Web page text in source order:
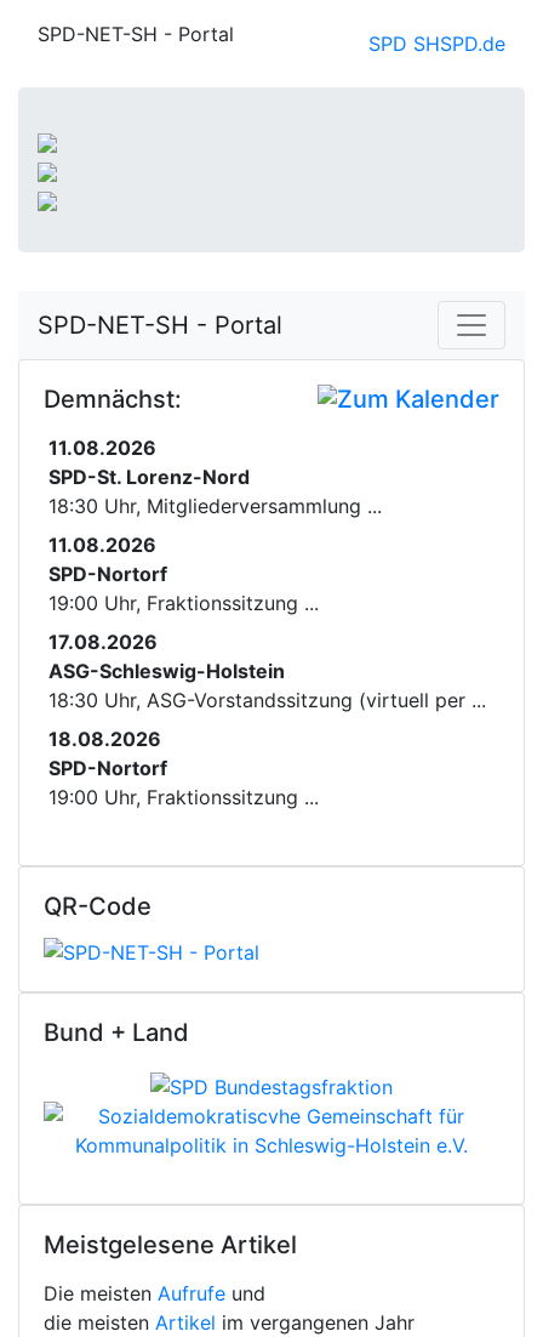
SPD-NET-SH - Portal SPD SHSPD.de
SPD-NET-SH - Portal
Demnächst:
11.08.2026
SPD-St. Lorenz-Nord
18:30 Uhr, Mitgliederversammlung ...
11.08.2026
SPD-Nortorf
19:00 Uhr, Fraktionssitzung ...
17.08.2026
ASG-Schleswig-Holstein
18:30 Uhr, ASG-Vorstandssitzung (virtuell per ...
18.08.2026
SPD-Nortorf
19:00 Uhr, Fraktionssitzung ...
QR-Code
Bund + Land
Meistgelesene Artikel
Die meisten Aufrufe und
die meisten Artikel im vergangenen Jahr